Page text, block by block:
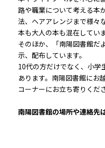
路や職業について考える本
法、ヘアアレンジまで様々
本も大人の本も混在していま
そのほか、「南陽図書館
示、配布しています。
10代の方だけでなく、小学
あります。南陽図書館にお
コーナーにお立ち寄りくださ
南陽図書館の場所や連絡先